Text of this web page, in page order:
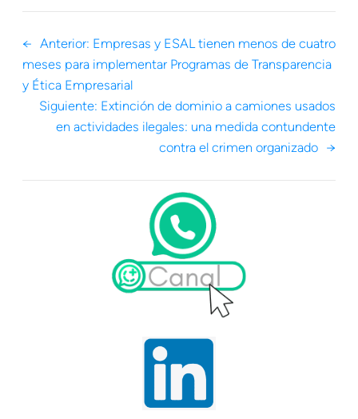
← Anterior: Empresas y ESAL tienen menos de cuatro
meses para implementar Programas de Transparencia
y Ética Empresarial
Siguiente: Extinción de dominio a camiones usados
en actividades ilegales: una medida contundente
contra el crimen organizado →